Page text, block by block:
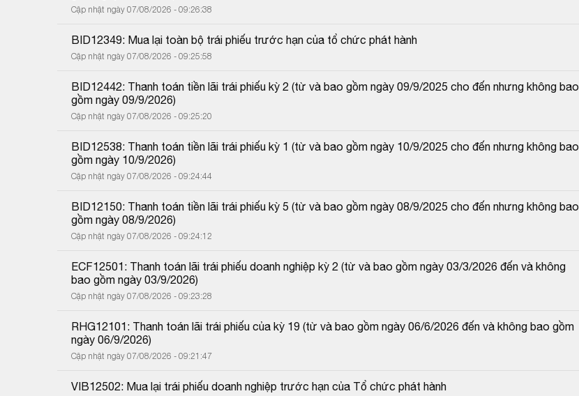
Cập nhật ngày 07/08/2026 - 09:26:38
BID12349: Mua lại toàn bộ trái phiếu trước hạn của tổ chức phát hành
Cập nhật ngày 07/08/2026 - 09:25:58
BID12442: Thanh toán tiền lãi trái phiếu kỳ 2 (từ và bao gồm ngày 09/9/2025 cho đến nhưng không bao
gồm ngày 09/9/2026)
Cập nhật ngày 07/08/2026 - 09:25:20
BID12538: Thanh toán tiền lãi trái phiếu kỳ 1 (từ và bao gồm ngày 10/9/2025 cho đến nhưng không bao
gồm ngày 10/9/2026)
Cập nhật ngày 07/08/2026 - 09:24:44
BID12150: Thanh toán tiền lãi trái phiếu kỳ 5 (từ và bao gồm ngày 08/9/2025 cho đến nhưng không bao
gồm ngày 08/9/2026)
Cập nhật ngày 07/08/2026 - 09:24:12
ECF12501: Thanh toán lãi trái phiếu doanh nghiệp kỳ 2 (từ và bao gồm ngày 03/3/2026 đến và không
bao gồm ngày 03/9/2026)
Cập nhật ngày 07/08/2026 - 09:23:28
RHG12101: Thanh toán lãi trái phiếu của kỳ 19 (từ và bao gồm ngày 06/6/2026 đến và không bao gồm
ngày 06/9/2026)
Cập nhật ngày 07/08/2026 - 09:21:47
VIB12502: Mua lại trái phiếu doanh nghiệp trước hạn của Tổ chức phát hành